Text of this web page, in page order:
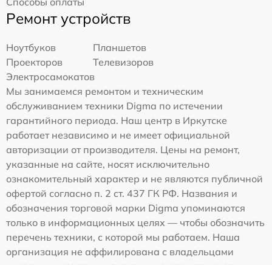
Ремонт устройств
Ноутбуков
Планшетов
Проекторов
Телевизоров
Электросамокатов
Мы занимаемся ремонтом и техническим
обслуживанием техники Digma по истечении
гарантийного периода. Наш центр в Иркутске
работает независимо и не имеет официальной
авторизации от производителя. Цены на ремонт,
указанные на сайте, носят исключительно
ознакомительный характер и не являются публичной
офертой согласно п. 2 ст. 437 ГК РФ. Названия и
обозначения торговой марки Digma упоминаются
только в информационных целях — чтобы обозначить
перечень техники, с которой мы работаем. Наша
организация не аффилирована с владельцами